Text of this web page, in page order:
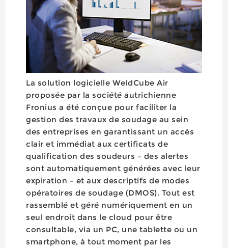
La solution logicielle WeldCube Air
proposée par la société autrichienne
Fronius a été conçue pour faciliter la
gestion des travaux de soudage au sein
des entreprises en garantissant un accès
clair et immédiat aux certificats de
qualification des soudeurs – des alertes
sont automatiquement générées avec leur
expiration – et aux descriptifs de modes
opératoires de soudage (DMOS). Tout est
rassemblé et géré numériquement en un
seul endroit dans le cloud pour être
consultable, via un PC, une tablette ou un
smartphone, à tout moment par les